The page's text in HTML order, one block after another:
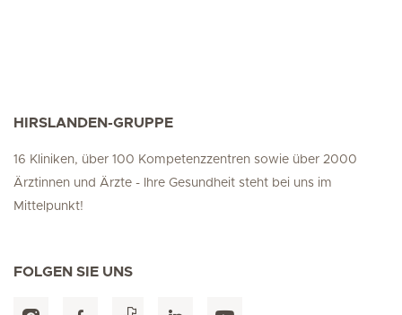
HIRSLANDEN-GRUPPE
16 Kliniken, über 100 Kompetenzzentren sowie über 2000
Ärztinnen und Ärzte - Ihre Gesundheit steht bei uns im
Mittelpunkt!
FOLGEN SIE UNS